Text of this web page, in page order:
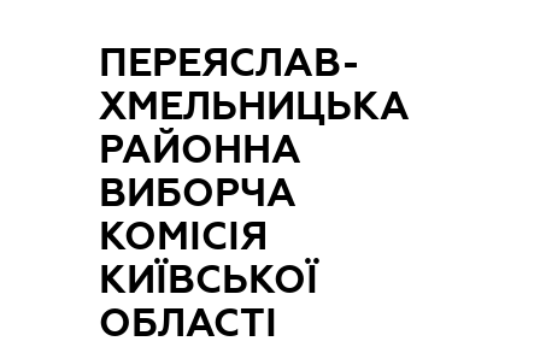
ПЕРЕЯСЛАВ-
ХМЕЛЬНИЦЬКА
РАЙОННА
ВИБОРЧА
КОМІСІЯ
КИЇВСЬКОЇ
ОБЛАСТІ